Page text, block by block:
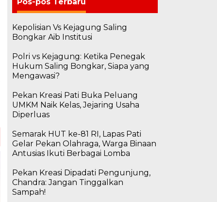
Kepolisian Vs Kejagung Saling
Bongkar Aib Institusi
Polri vs Kejagung: Ketika Penegak
Hukum Saling Bongkar, Siapa yang
Mengawasi?
Pekan Kreasi Pati Buka Peluang
UMKM Naik Kelas, Jejaring Usaha
Diperluas
Semarak HUT ke-81 RI, Lapas Pati
Gelar Pekan Olahraga, Warga Binaan
Antusias Ikuti Berbagai Lomba
Pekan Kreasi Dipadati Pengunjung,
Chandra: Jangan Tinggalkan
Sampah!